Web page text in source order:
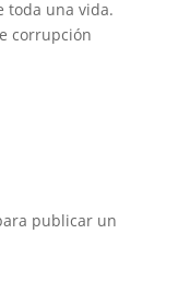
toda una vida.
corrupción
publicar un